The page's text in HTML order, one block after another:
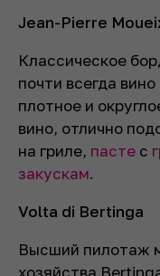
Jean-Pierre
Классическое
почти всегда
плотное и
вино, отлично
на гриле, пасте с
закускам.
Volta di Bertinga
Высший пилотаж
хозяйства